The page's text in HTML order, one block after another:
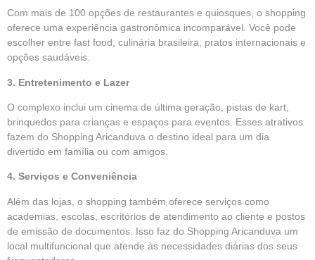
Com mais de 100 opções de restaurantes e quiosques, o shopping
oferece uma experiência gastronômica incomparável. Você pode
escolher entre fast food, culinária brasileira, pratos internacionais e
opções saudáveis.
3. Entretenimento e Lazer
O complexo inclui um cinema de última geração, pistas de kart,
brinquedos para crianças e espaços para eventos. Esses atrativos
fazem do Shopping Aricanduva o destino ideal para um dia
divertido em família ou com amigos.
4. Serviços e Conveniência
Além das lojas, o shopping também oferece serviços como
academias, escolas, escritórios de atendimento ao cliente e postos
de emissão de documentos. Isso faz do Shopping Aricanduva um
local multifuncional que atende às necessidades diárias dos seus